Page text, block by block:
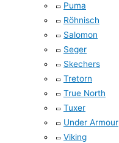
Puma
Röhnisch
Salomon
Seger
Skechers
Tretorn
True North
Tuxer
Under Armour
Viking